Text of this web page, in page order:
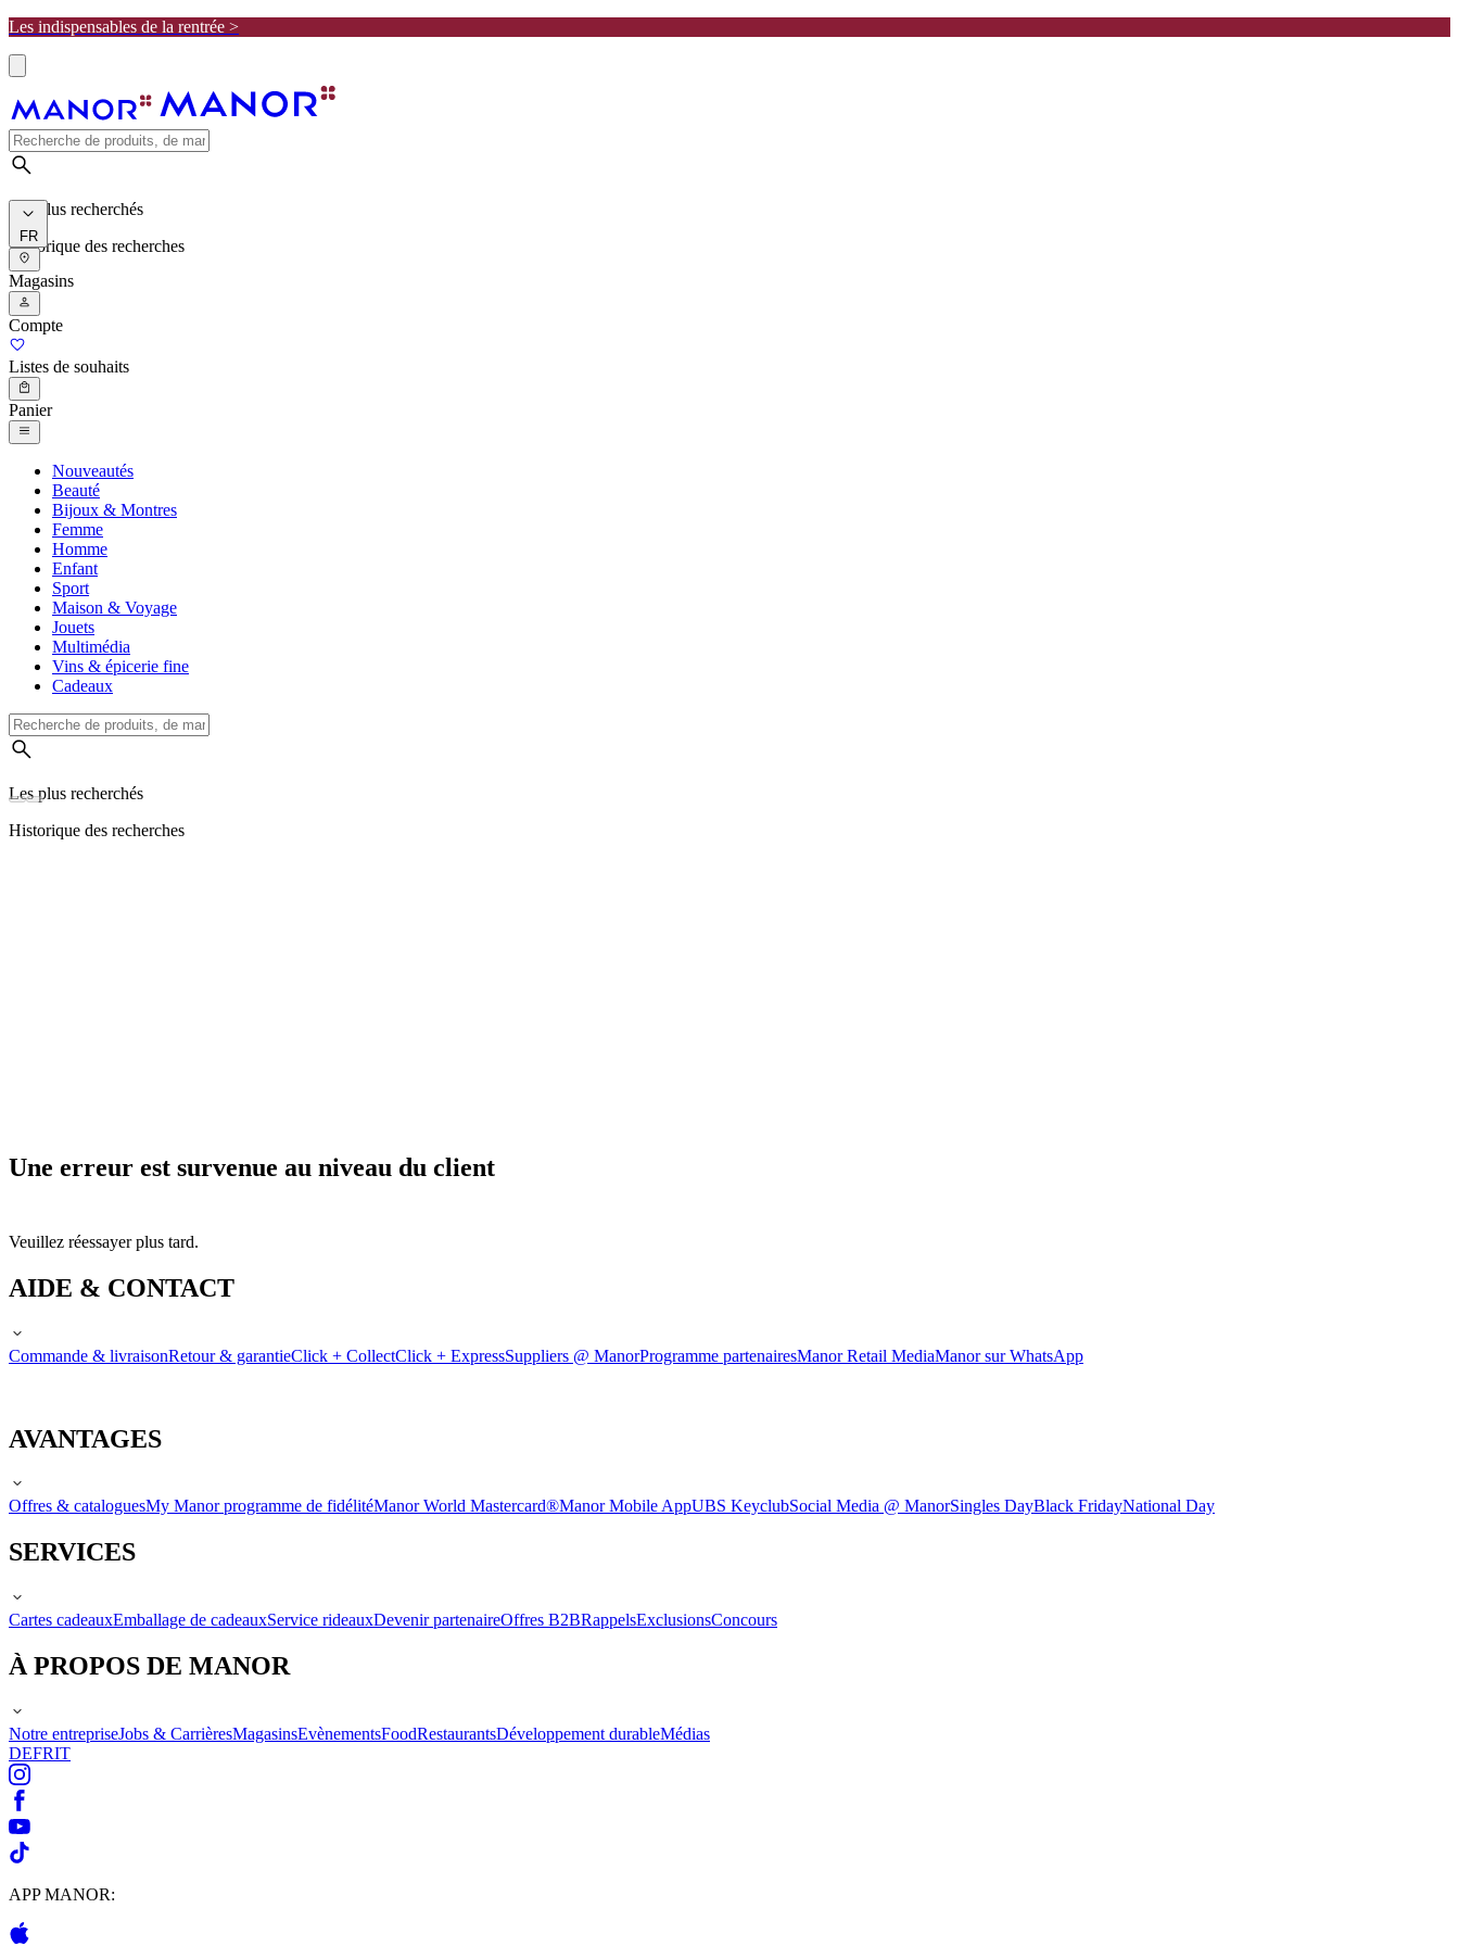
Les indispensables de la rentrée >
Les plus recherchés
Historique des recherches
FR
Magasins
Compte
Listes de souhaits
Panier
Nouveautés
Beauté
Bijoux & Montres
Femme
Homme
Enfant
Sport
Maison & Voyage
Jouets
Multimédia
Vins & épicerie fine
Cadeaux
Les plus recherchés
Historique des recherches
Une erreur est survenue au niveau du client
Veuillez réessayer plus tard.
AIDE & CONTACT
Commande & livraisonRetour & garantieClick + CollectClick + ExpressSuppliers @ ManorProgramme partenairesManor Retail MediaManor sur WhatsApp
AVANTAGES
Offres & cataloguesMy Manor programme de fidélitéManor World Mastercard®Manor Mobile AppUBS KeyclubSocial Media @ ManorSingles DayBlack FridayNational Day
SERVICES
Cartes cadeauxEmballage de cadeauxService rideauxDevenir partenaireOffres B2BRappelsExclusionsConcours
À PROPOS DE MANOR
Notre entrepriseJobs & CarrièresMagasinsEvènementsFoodRestaurantsDéveloppement durableMédias
DEFRIT
APP MANOR: